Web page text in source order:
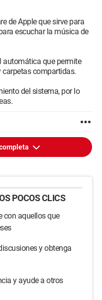
de Apple que sirve para
escuchar la música de
automática que permite
compartidas.
del sistema, por lo
POCOS CLICS
con aquellos que
y obtenga
y ayude a otros